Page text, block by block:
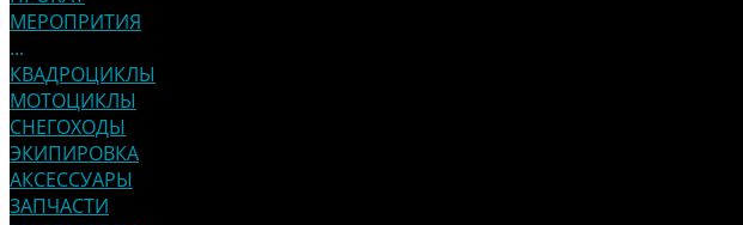
МЕРОПРИТИЯ
...
КВАДРОЦИКЛЫ
МОТОЦИКЛЫ
СНЕГОХОДЫ
ЭКИПИРОВКА
АКСЕССУАРЫ
ЗАПЧАСТИ